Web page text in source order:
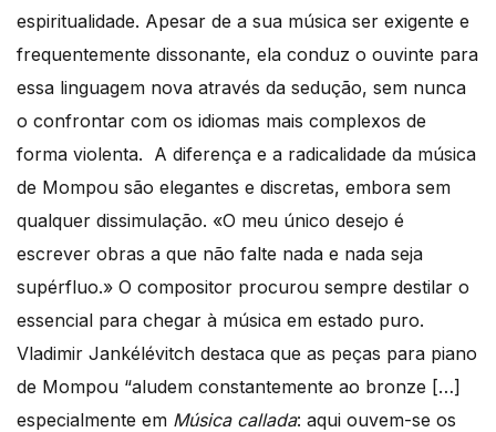
espiritualidade. Apesar de a sua música ser exigente e
frequentemente dissonante, ela conduz o ouvinte para
essa linguagem nova através da sedução, sem nunca
o confrontar com os idiomas mais complexos de
forma violenta. A diferença e a radicalidade da música
de Mompou são elegantes e discretas, embora sem
qualquer dissimulação. «O meu único desejo é
escrever obras a que não falte nada e nada seja
supérfluo.» O compositor procurou sempre destilar o
essencial para chegar à música em estado puro.
Vladimir Jankélévitch destaca que as peças para piano
de Mompou “aludem constantemente ao bronze […]
especialmente em Música callada: aqui ouvem-se os